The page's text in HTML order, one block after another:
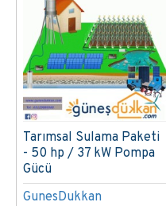
GunesDukkan
Tarımsal Sulama Paketi
- 50 hp / 37 kW Pompa
Gücü